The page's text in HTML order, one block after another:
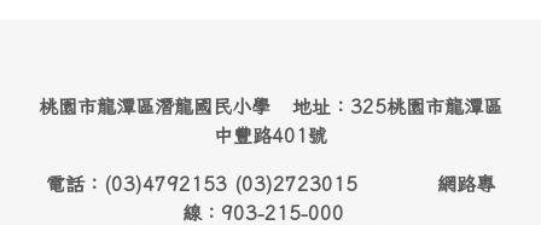
桃園市龍潭區潛龍國民小學 地址：325桃園市龍潭區
中豐路401號
電話：(03)4792153 (03)2723015 網路專
線：903-215-000